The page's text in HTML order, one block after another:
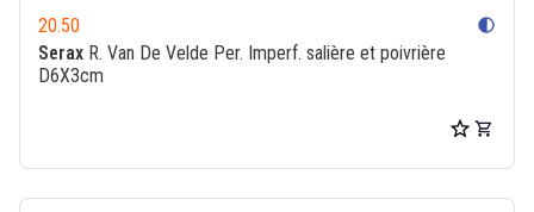
20.50 contrast
Serax R. Van De Velde Per. Imperf. salière et poivrière
D6X3cm